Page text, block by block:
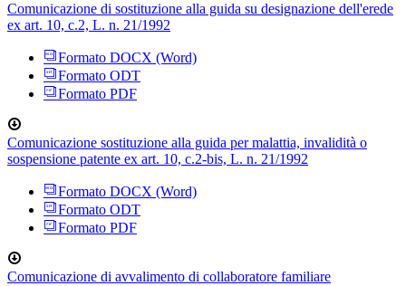
Comunicazione di sostituzione alla guida su designazione dell'erede
ex art. 10, c.2, L. n. 21/1992
Formato DOCX (Word)
Formato ODT
Formato PDF
Comunicazione sostituzione alla guida per malattia, invalidità o
sospensione patente ex art. 10, c.2-bis, L. n. 21/1992
Formato DOCX (Word)
Formato ODT
Formato PDF
Comunicazione di avvalimento di collaboratore familiare